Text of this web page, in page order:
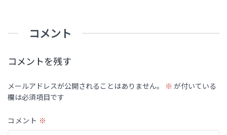
コメント
コメントを残す
メールアドレスが公開されることはありません。 ※ が付いている
欄は必須項目です
コメント ※